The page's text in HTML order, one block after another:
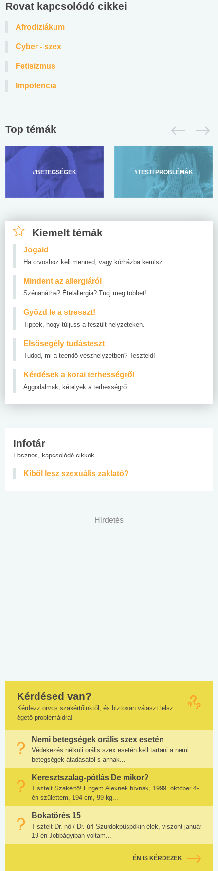
Rovat kapcsolódó cikkei
Afrodiziákum
Cyber - szex
Fetisizmus
Impotencia
Top témák
#BETEGSÉGEK #TESTI PROBLÉMÁK
Kiemelt témák
Jogaid
Ha orvoshoz kell menned, vagy kórházba kerülsz
Mindent az allergiáról
Szénanátha? Ételallergia? Tudj meg többet!
Győzd le a stresszt!
Tippek, hogy túljuss a feszült helyzeteken.
Elsősegély tudásteszt
Tudod, mi a teendő vészhelyzetben? Teszteld!
Kérdések a korai terhességről
Aggodalmak, kételyek a terhességről
Infotár
Hasznos, kapcsolódó cikkek
Kiből lesz szexuális zaklató?
Hirdetés
Kérdésed van?
Kérdezz orvos szakértőinktől, és biztosan választ lelsz
égető problémáidra!
Nemi betegségek orális szex esetén
Védekezés nélküli orális szex esetén kell tartani a nemi
betegségek átadásától s annak...
Keresztszalag-pótlás De mikor?
Tisztelt Szakértő! Engem Alexnek hívnak, 1999. október 4-
én születtem, 194 cm, 99 kg...
Bokatörés 15
Tisztelt Dr. nő / Dr. úr! Szurdokpüspökin élek, viszont január
19-én Jobbágyiban voltam...
ÉN IS KÉRDEZEK